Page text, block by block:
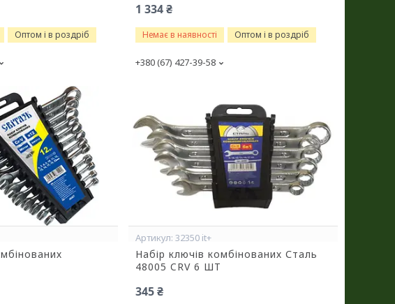
Оптом і в роздріб
1 334 ₴
Немає в наявності Оптом і в роздріб
+380 (67) 427-39-58
32350 it+
Набір ключів комбінованих Сталь
48005 CRV 6 ШТ
345 ₴